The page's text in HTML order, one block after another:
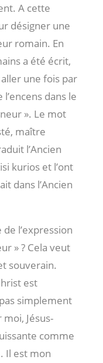
A cette
désigner une
romain. En
a été écrit,
une fois par
dans le
». Le mot
maître
l’Ancien
kurios et l’ont
dans l’Ancien
l’expression
» ? Cela veut
souverain.
est
simplement
Jésus-
comme
Il est mon